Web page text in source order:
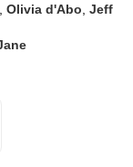
,Olivia d'Abo ,Jeff